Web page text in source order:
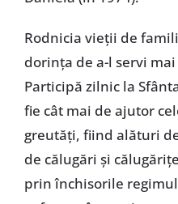
Rodnicia vieții de
dorința de a-l servi
Participă zilnic la
fie cât mai de ajutor
greutăți, fiind alături
de călugări și
prin închisorile